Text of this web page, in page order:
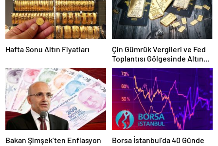
Hafta Sonu Altın Fiyatları
Çin Gümrük Vergileri ve Fed
Toplantısı Gölgesinde Altın
Fiyatları Yükselişte
Bakan Şimşek’ten Enflasyon
Borsa İstanbul’da 40 Günde